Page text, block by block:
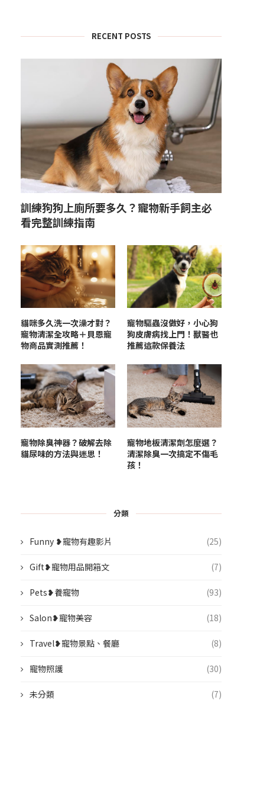
RECENT POSTS
訓練狗狗上廁所要多久？寵物新手飼主必
看完整訓練指南
貓咪多久洗一次澡才對？
寵物清潔全攻略＋貝恩寵
物商品實測推薦！
寵物驅蟲沒做好，小心狗
狗皮膚病找上門！獸醫也
推薦這款保養法
寵物除臭神器？破解去除
貓尿味的方法與迷思！
寵物地板清潔劑怎麼選？
清潔除臭一次搞定不傷毛
孩！
分類
Funny ❥寵物有趣影片 (25)
Gift❥寵物用品開箱文 (7)
Pets❥養寵物 (93)
Salon❥寵物美容 (18)
Travel❥寵物景點、餐廳 (8)
寵物照護 (30)
未分類 (7)